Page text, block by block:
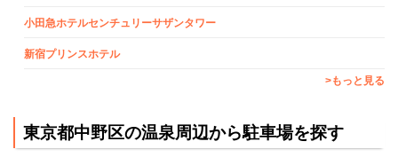
小田急ホテルセンチュリーサザンタワー
新宿プリンスホテル
>もっと見る
東京都中野区の温泉周辺から駐車場を探す